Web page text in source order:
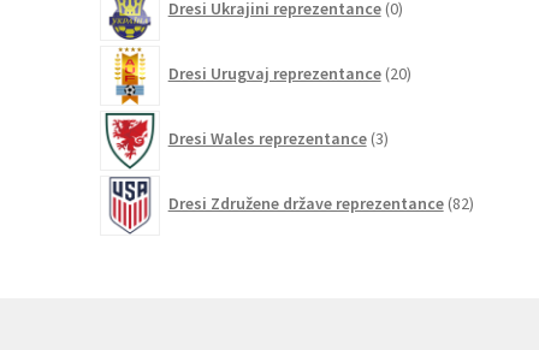
Dresi Ukrajini reprezentance 0izdelkov
Dresi Urugvaj reprezentance 20izdelkov
Dresi Wales reprezentance 3izdelki
Dresi Združene države reprezentance 82izdelkov